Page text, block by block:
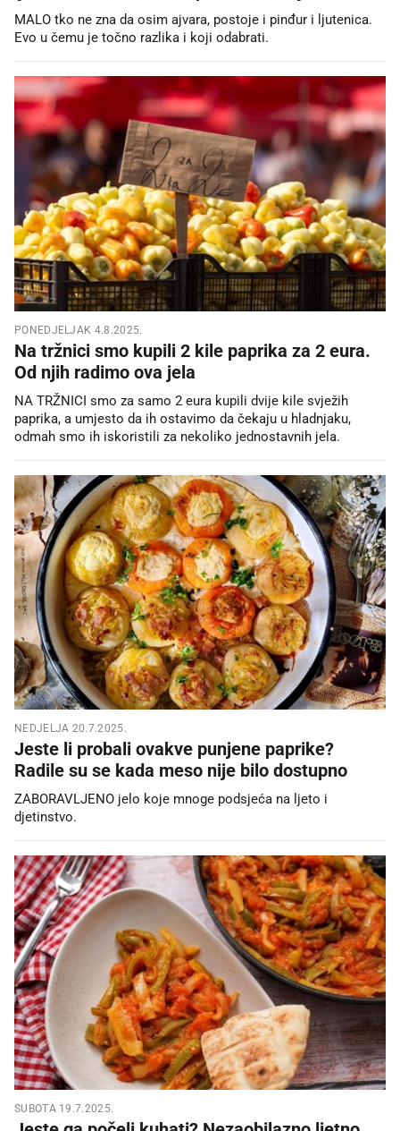
MALO tko ne zna da osim ajvara, postoje i pinđur i ljutenica.
Evo u čemu je točno razlika i koji odabrati.
PONEDJELJAK 4.8.2025.
Na tržnici smo kupili 2 kile paprika za 2 eura.
Od njih radimo ova jela
NA TRŽNICI smo za samo 2 eura kupili dvije kile svježih
paprika, a umjesto da ih ostavimo da čekaju u hladnjaku,
odmah smo ih iskoristili za nekoliko jednostavnih jela.
NEDJELJA 20.7.2025.
Jeste li probali ovakve punjene paprike?
Radile su se kada meso nije bilo dostupno
ZABORAVLJENO jelo koje mnoge podsjeća na ljeto i
djetinstvo.
SUBOTA 19.7.2025.